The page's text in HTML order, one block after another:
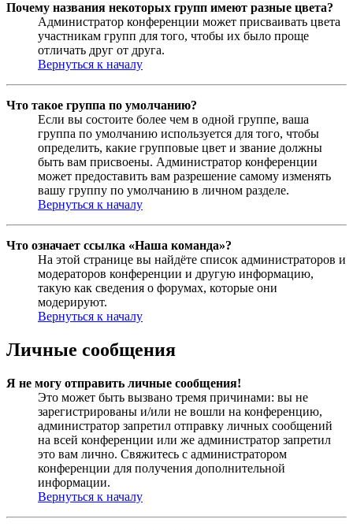
Почему названия некоторых групп имеют разные цвета?
Администратор конференции может присваивать цвета
участникам групп для того, чтобы их было проще
отличать друг от друга.
Вернуться к началу
Что такое группа по умолчанию?
Если вы состоите более чем в одной группе, ваша
группа по умолчанию используется для того, чтобы
определить, какие групповые цвет и звание должны
быть вам присвоены. Администратор конференции
может предоставить вам разрешение самому изменять
вашу группу по умолчанию в личном разделе.
Вернуться к началу
Что означает ссылка «Наша команда»?
На этой странице вы найдёте список администраторов и
модераторов конференции и другую информацию,
такую как сведения о форумах, которые они
модерируют.
Вернуться к началу
Личные сообщения
Я не могу отправить личные сообщения!
Это может быть вызвано тремя причинами: вы не
зарегистрированы и/или не вошли на конференцию,
администратор запретил отправку личных сообщений
на всей конференции или же администратор запретил
это вам лично. Свяжитесь с администратором
конференции для получения дополнительной
информации.
Вернуться к началу